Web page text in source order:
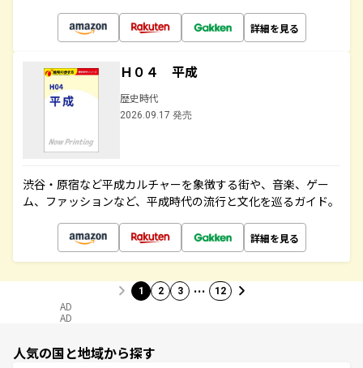
詳細を見る
Ｈ０４ 平成
歴史時代
2026.09.17 発売
渋谷・原宿など平成カルチャーを象徴する街や、音楽、ゲー
ム、ファッションなど、平成時代の流行と文化を巡るガイド。
詳細を見る
1 2 3 … 12
AD
AD
人気の国と地域から探す